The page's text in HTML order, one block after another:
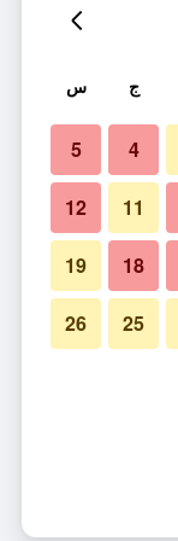
ج س
4
5
11
12
18
19
25
26